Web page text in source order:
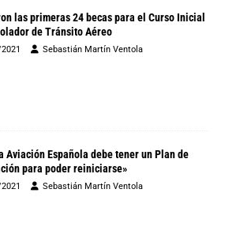
las primeras 24 becas para el Curso Inicial
de Tránsito Aéreo
Sebastián Martín Ventola
Aviación Española debe tener un Plan de
para poder reiniciarse»
Sebastián Martín Ventola